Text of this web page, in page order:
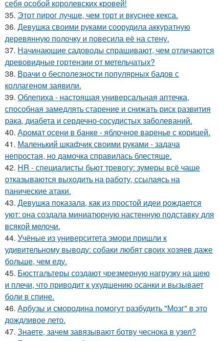
себя особой королевских кровей!
35. Этот пирог лучше, чем торт и вкуснее кекса.
36. Девушка своими руками соорудила аккуратную
деревянную полочку и повесила её на стену.
37. Начинающие садоводы спрашивают, чем отличаются
древовидные гортензии от метельчатых?
38. Врачи о бесполезности популярных бадов с
коллагеном заявили.
39. Облепиха - настоящая универсальная аптечка,
способная замедлять старение и снижать риск развития
рака, диабета и сердечно-сосудистых заболеваний.
40. Аромат осени в банке - яблочное варенье с корицей.
41. Маленький шкафчик своими руками - задача
непростая, но дамочка справилась блестяще.
42. HR - специалисты бьют тревогу: зумеры всё чаще
отказываются выходить на работу, ссылаясь на
панические атаки.
43. Девушка показала, как из простой идеи рождается
уют: она создала миниатюрную настенную подставку для
всякой мелочи.
44. Учёные из университета эмори пришли к
удивительному выводу: собаки любят своих хозяев даже
больше, чем еду.
45. Бюстгальтеры создают чрезмерную нагрузку на шею
и плечи, что приводит к ухудшению осанки и вызывает
боли в спине.
46. Арбузы и смородина помогут разбудить "Мозг" в это
дождливое лето.
47. Знаете, зачем завязывают ботву чеснока в узел?